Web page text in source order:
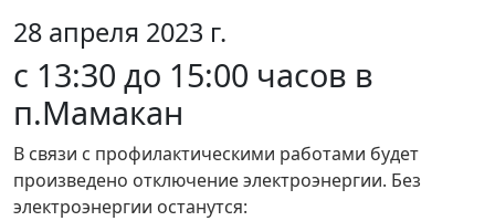
28 апреля 2023 г.
с 13:30 до 15:00 часов в
п.Мамакан
В связи с профилактическими работами будет
произведено отключение электроэнергии. Без
электроэнергии останутся: